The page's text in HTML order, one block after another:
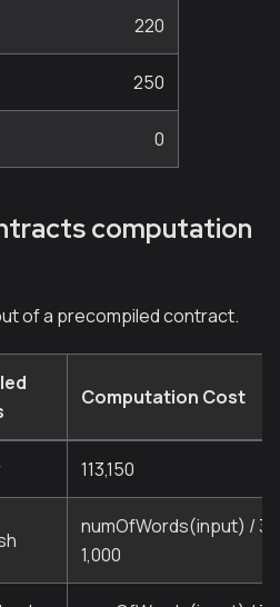
220
250
0
computation
of a precompiled contract.
Computation Cost
113,150
numOfWords(input) / 32
1,000